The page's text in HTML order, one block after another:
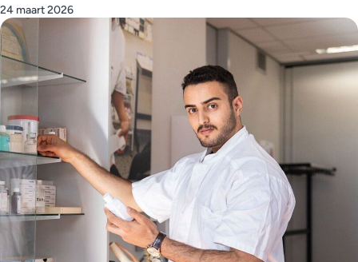
24 maart 2026